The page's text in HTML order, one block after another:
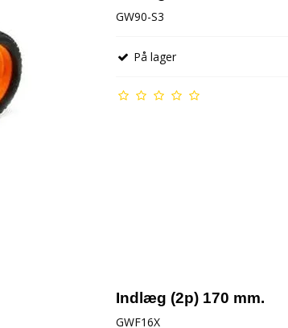
Gløderør g tilbehør
GW90-S3
På lager
Indlæg (2p) 170 mm.
GWF16X